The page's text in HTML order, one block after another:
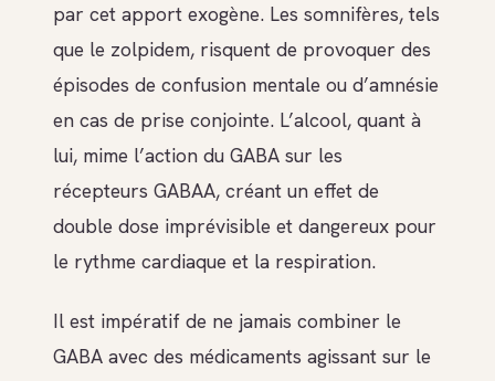
par cet apport exogène. Les somnifères, tels
que le zolpidem, risquent de provoquer des
épisodes de confusion mentale ou d’amnésie
en cas de prise conjointe. L’alcool, quant à
lui, mime l’action du GABA sur les
récepteurs GABAA, créant un effet de
double dose imprévisible et dangereux pour
le rythme cardiaque et la respiration.
Il est impératif de ne jamais combiner le
GABA avec des médicaments agissant sur le